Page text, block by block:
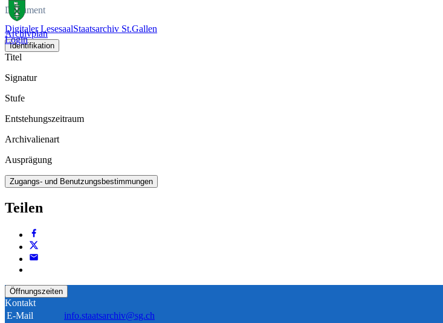
Digitaler LesesaalStaatsarchiv St.Gallen
Login
Dokument
Archivplan
Identifikation
Titel
Signatur
Stufe
Entstehungszeitraum
Archivalienart
Ausprägung
Zugangs- und Benutzungsbestimmungen
Teilen
Öffnungszeiten
Kontakt
E-Mail
info.staatsarchiv@sg.ch